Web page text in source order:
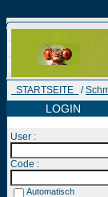
STARTSEITE /
LOGIN
User :
Code :
Automatisch